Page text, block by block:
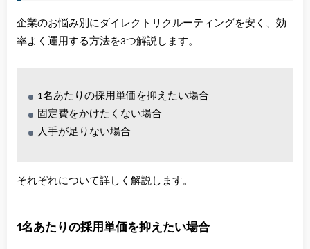
企業のお悩み別にダイレクトリクルーティングを安く、効
率よく運用する方法を3つ解説します。
1名あたりの採用単価を抑えたい場合
固定費をかけたくない場合
人手が足りない場合
それぞれについて詳しく解説します。
1名あたりの採用単価を抑えたい場合